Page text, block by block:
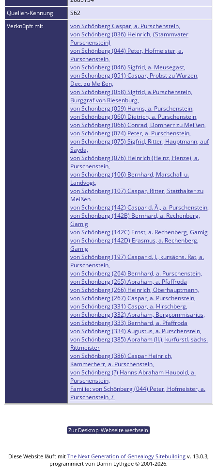
Quellen-Kennung
S62
Verknüpft mit
von Schönberg Caspar, a. Purschenstein,
von Schönberg (036) Heinrich, (Stammvater
Purschenstein)
von Schönberg (044) Peter, Hofmeister, a.
Purschenstein,
von Schönberg (046) Sigfrid, a. Meusegast,
von Schönberg (051) Caspar, Probst zu Wurzen,
Dec. zu Meißen,
von Schönberg (058) Sigfrid, a.Purschenstein,
Burggraf von Riesenburg,
von Schönberg (059) Hanns, a. Purschenstein,
von Schönberg (060) Dietrich, a. Purschenstein,
von Schönberg (066) Conrad, Domherr zu Meißen,
von Schönberg (074) Peter, a. Purschenstein,
von Schönberg (075) Sigfrid, Ritter, Hauptmann, auf
Sayda,
von Schönberg (076) Heinrich (Heinz, Henze), a.
Purschenstein,
von Schönberg (106) Bernhard, Marschall u.
Landvogt,
von Schönberg (107) Caspar, Ritter, Statthalter zu
Meißen
von Schönberg (142) Caspar d. Ä., a. Purschenstein,
von Schönberg (142B) Bernhard, a. Rechenberg,
Gamig
von Schönberg (142C) Ernst, a. Rechenberg, Gamig
von Schönberg (142D) Erasmus, a. Rechenberg,
Gamig
von Schönberg (197) Caspar d. J., kursächs. Rat, a.
Purschenstein,
von Schönberg (264) Bernhard, a. Purschenstein,
von Schönberg (265) Abraham, a. Pfaffroda
von Schönberg (266) Heinrich, Oberhauptmann,
von Schönberg (267) Caspar, a. Purschenstein,
von Schönberg (331) Caspar, a. Hirschberg,
von Schönberg (332) Abraham, Bergcommisarius,
von Schönberg (333) Bernhard, a. Pfaffroda
von Schönberg (334) Augustus, a. Purschenstein,
von Schönberg (385) Abraham (II.), kurfürstl. sächs.
Rittmeister
von Schönberg (386) Caspar Heinrich,
Kammerherr, a. Purschenstein,
von Schönberg (?) Hanns Abraham Haubold, a.
Purschenstein,
Familie: von Schönberg (044) Peter, Hofmeister, a.
Purschenstein, /
Zur Desktop-Webseite wechseln
Diese Website läuft mit The Next Generation of Genealogy Sitebuilding v. 13.0.3,
programmiert von Darrin Lythgoe © 2001-2026.